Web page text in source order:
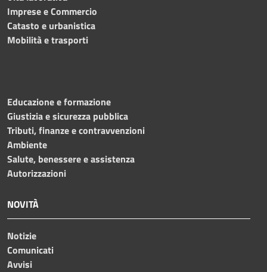
Imprese e Commercio
Catasto e urbanistica
Mobilità e trasporti
Educazione e formazione
Giustizia e sicurezza pubblica
Tributi, finanze e contravvenzioni
Ambiente
Salute, benessere e assistenza
Autorizzazioni
NOVITÀ
Notizie
Comunicati
Avvisi